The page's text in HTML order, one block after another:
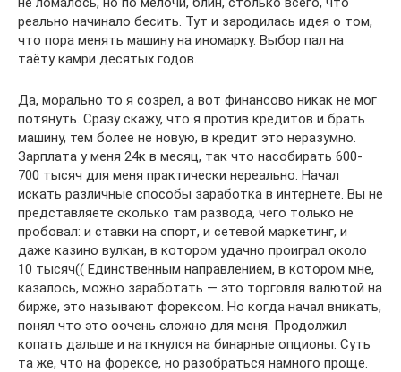
реально начинало бесить. Тут и зародилась идея о том,
что пора менять машину на иномарку. Выбор пал на
таёту камри десятых годов.
Да, морально то я созрел, а вот финансово никак не мог
потянуть. Сразу скажу, что я против кредитов и брать
машину, тем более не новую, в кредит это неразумно.
Зарплата у меня 24к в месяц, так что насобирать 600-
700 тысяч для меня практически нереально. Начал
искать различные способы заработка в интернете. Вы не
представляете сколько там развода, чего только не
пробовал: и ставки на спорт, и сетевой маркетинг, и
даже казино вулкан, в котором удачно проиграл около
10 тысяч(( Единственным направлением, в котором мне,
казалось, можно заработать — это торговля валютой на
бирже, это называют форексом. Но когда начал вникать,
понял что это оочень сложно для меня. Продолжил
копать дальше и наткнулся на бинарные опционы. Суть
та же, что на форексе, но разобраться намного проще.